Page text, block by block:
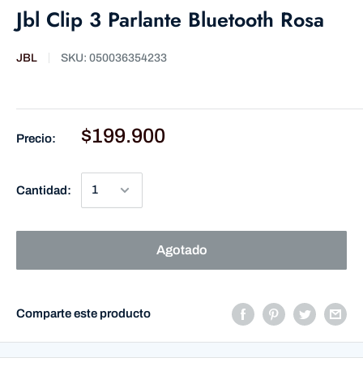
Jbl Clip 3 Parlante Bluetooth Rosa
JBL SKU: 050036354233
Precio: $199.900
Cantidad:
Agotado
Comparte este producto